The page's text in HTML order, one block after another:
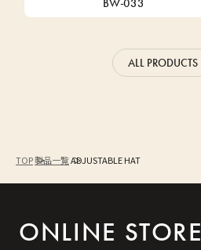
BW-033
ALL PRODUCTS
TOP製品一覧ADJUSTABLE HAT
ONLINE STORE